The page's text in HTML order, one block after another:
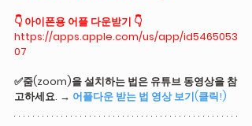
👇 아이폰용 어플 다운받기 👇
https://apps.apple.com/us/app/id5465053
07
✅줌(zoom)을 설치하는 법은 유튜브 동영상을 참
고하세요. → 어플다운 받는 법 영상 보기(클릭!)